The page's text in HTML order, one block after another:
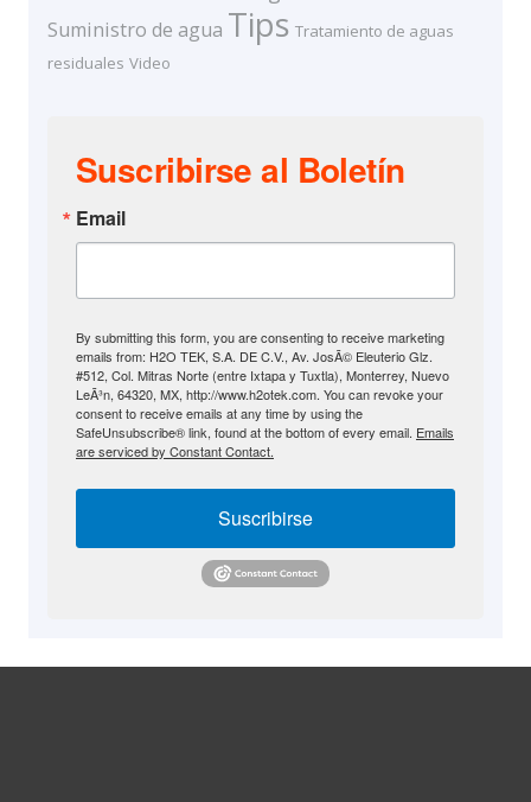
Suministro de agua Tips Tratamiento de aguas
residuales Video
Suscribirse al Boletín
Email
By submitting this form, you are consenting to receive marketing
emails from: H2O TEK, S.A. DE C.V., Av. JosÃ© Eleuterio Glz.
#512, Col. Mitras Norte (entre Ixtapa y Tuxtla), Monterrey, Nuevo
LeÃ³n, 64320, MX, http://www.h2otek.com. You can revoke your
consent to receive emails at any time by using the
SafeUnsubscribe® link, found at the bottom of every email. Emails
are serviced by Constant Contact.
Suscribirse